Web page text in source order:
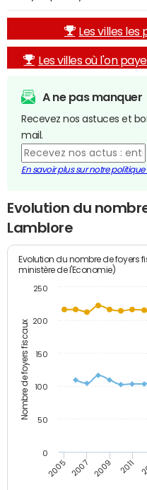
Les villes les
Les villes où l'on
A ne pas manquer
Recevez nos astuces et
mail.
En savoir plus sur notre
Evolution du
Lamblore
Nombre de foyers fiscaux
Evolution du nombre de foyers
ministère de l'Economie)
2005 2007 2009 2011
0
50
100
150
200
250